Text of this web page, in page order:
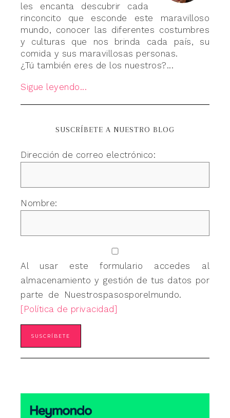
les encanta descubrir cada
rinconcito que esconde este maravilloso
mundo, conocer las diferentes costumbres
y culturas que nos brinda cada país, su
comida y sus maravillosas personas.
¿Tú también eres de los nuestros?...
Sigue leyendo...
SUSCRÍBETE A NUESTRO BLOG
Dirección de correo electrónico:
Nombre:
Al usar este formulario accedes al
almacenamiento y gestión de tus datos por
parte de Nuestrospasosporelmundo.
[Política de privacidad]